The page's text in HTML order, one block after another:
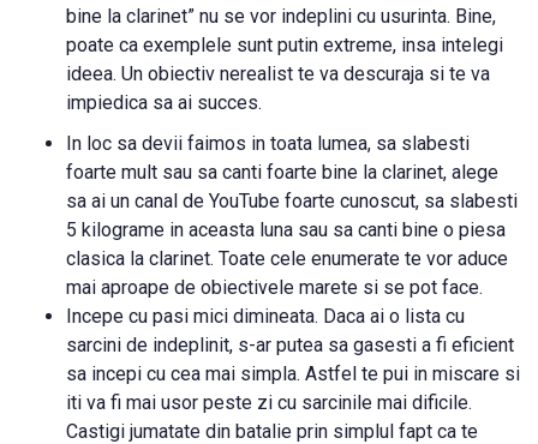
bine la clarinet” nu se vor indeplini cu usurinta. Bine,
poate ca exemplele sunt putin extreme, insa intelegi
ideea. Un obiectiv nerealist te va descuraja si te va
impiedica sa ai succes.
In loc sa devii faimos in toata lumea, sa slabesti
foarte mult sau sa canti foarte bine la clarinet, alege
sa ai un canal de YouTube foarte cunoscut, sa slabesti
5 kilograme in aceasta luna sau sa canti bine o piesa
clasica la clarinet. Toate cele enumerate te vor aduce
mai aproape de obiectivele marete si se pot face.
Incepe cu pasi mici dimineata. Daca ai o lista cu
sarcini de indeplinit, s-ar putea sa gasesti a fi eficient
sa incepi cu cea mai simpla. Astfel te pui in miscare si
iti va fi mai usor peste zi cu sarcinile mai dificile.
Castigi jumatate din batalie prin simplul fapt ca te